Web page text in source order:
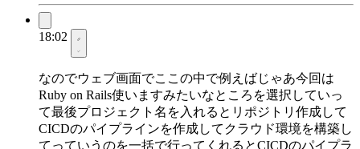
18:02
なのでウェブ画面でここの中で例えばじゃあ今回は
Ruby on Rails使いますみたいなところを選択していっ
て最後プロジェクト名を入れるとリポジトリ作成して
CICDのパイプラインを作成してクラウド環境を構築し
てっていうのを一括で行ってくれるとCICDのパイプラ